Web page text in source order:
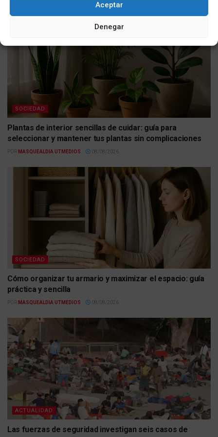
Aceptar
Denegar
SOCIEDAD
Plantas de interior sencillas de cuidar: guía para
seleccionar y mantener tus plantas sin complicaciones
POR MASQUEALDIA UTMEDIOS 08/08/2026
SOCIEDAD
Cómo organizar tu armario y maximizar el espacio: guía
práctica y sencilla
POR MASQUEALDIA UTMEDIOS 08/08/2026
ACTUALIDAD
Las fuerzas de seguridad investigan seis casos de